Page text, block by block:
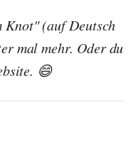
Knot" (auf Deutsch
mal mehr. Oder du
😄